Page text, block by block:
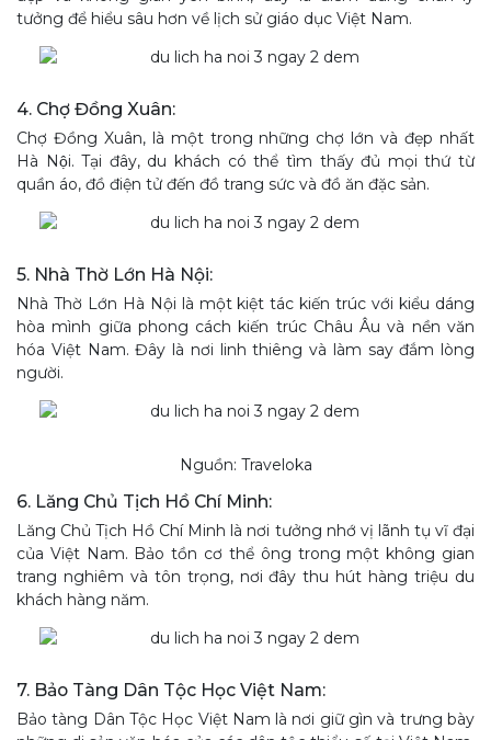
tưởng để hiểu sâu hơn về lịch sử giáo dục Việt Nam.
4. Chợ Đồng Xuân:
Chợ Đồng Xuân, là một trong những chợ lớn và đẹp nhất
Hà Nội. Tại đây, du khách có thể tìm thấy đủ mọi thứ từ
quần áo, đồ điện tử đến đồ trang sức và đồ ăn đặc sản.
5. Nhà Thờ Lớn Hà Nội:
Nhà Thờ Lớn Hà Nội là một kiệt tác kiến trúc với kiểu dáng
hòa mình giữa phong cách kiến trúc Châu Âu và nền văn
hóa Việt Nam. Đây là nơi linh thiêng và làm say đắm lòng
người.
Nguồn: Traveloka
6. Lăng Chủ Tịch Hồ Chí Minh:
Lăng Chủ Tịch Hồ Chí Minh là nơi tưởng nhớ vị lãnh tụ vĩ đại
của Việt Nam. Bảo tồn cơ thể ông trong một không gian
trang nghiêm và tôn trọng, nơi đây thu hút hàng triệu du
khách hàng năm.
7. Bảo Tàng Dân Tộc Học Việt Nam:
Bảo tàng Dân Tộc Học Việt Nam là nơi giữ gìn và trưng bày